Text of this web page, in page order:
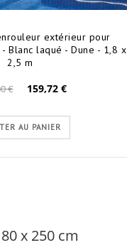
extérieur pour
Blanc laqué - Dune - 1,8 x
2,5 m
€ 159,72 €
AU PANIER
x 250 cm